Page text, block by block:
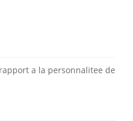
a la personnalitee de